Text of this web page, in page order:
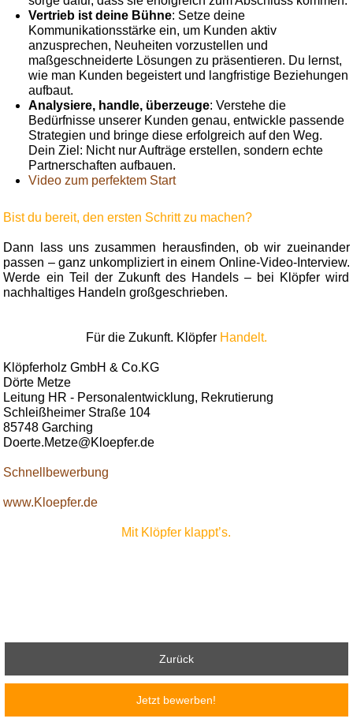
Vertrieb ist deine Bühne: Setze deine
Kommunikationsstärke ein, um Kunden aktiv
anzusprechen, Neuheiten vorzustellen und
maßgeschneiderte Lösungen zu präsentieren. Du lernst,
wie man Kunden begeistert und langfristige Beziehungen
aufbaut.
Analysiere, handle, überzeuge: Verstehe die
Bedürfnisse unserer Kunden genau, entwickle passende
Strategien und bringe diese erfolgreich auf den Weg.
Dein Ziel: Nicht nur Aufträge erstellen, sondern echte
Partnerschaften aufbauen.
Video zum perfektem Start
Bist du bereit, den ersten Schritt zu machen?
Dann lass uns zusammen herausfinden, ob wir zueinander
passen – ganz unkompliziert in einem Online-Video-Interview.
Werde ein Teil der Zukunft des Handels – bei Klöpfer wird
nachhaltiges Handeln großgeschrieben.
Für die Zukunft. Klöpfer Handelt.
Klöpferholz GmbH & Co.KG
Dörte Metze
Leitung HR - Personalentwicklung, Rekrutierung
Schleißheimer Straße 104
85748 Garching
Doerte.Metze@Kloepfer.de
Schnellbewerbung
www.Kloepfer.de
Mit Klöpfer klappt’s.
Zurück
Jetzt bewerben!